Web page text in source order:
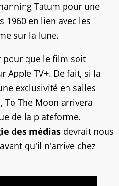
Tatum pour une
1960 en lien avec les
sur la lune.
pour que le film soit
Apple TV+. De fait, si la
exclusivité en salles
To The Moon arrivera
de la plateforme.
des médias devrait nous
qu'il n'arrive chez